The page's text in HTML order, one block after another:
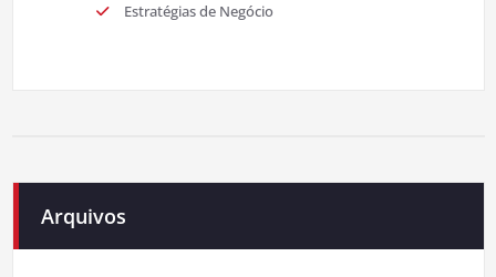
Estratégias de Negócio
Arquivos